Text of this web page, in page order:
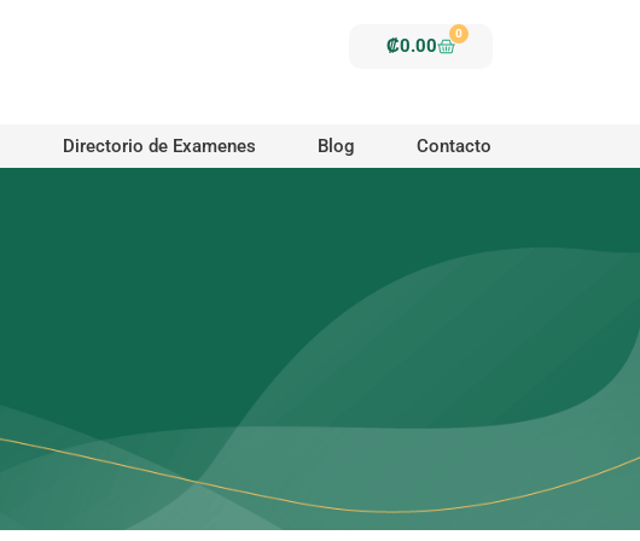
₡0.00
0
Carrito
Directorio de Examenes Blog Contacto